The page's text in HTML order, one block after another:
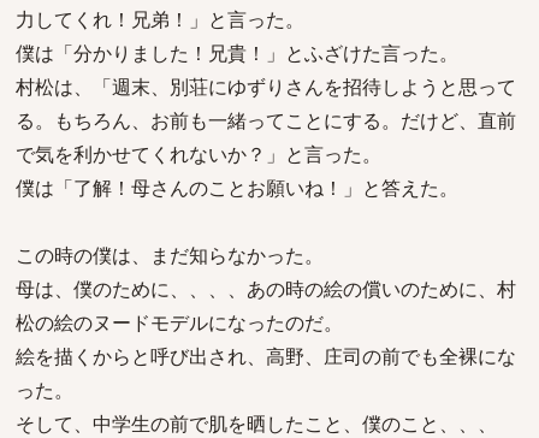
力してくれ！兄弟！」と言った。
僕は「分かりました！兄貴！」とふざけた言った。
村松は、「週末、別荘にゆずりさんを招待しようと思って
る。もちろん、お前も一緒ってことにする。だけど、直前
で気を利かせてくれないか？」と言った。
僕は「了解！母さんのことお願いね！」と答えた。
この時の僕は、まだ知らなかった。
母は、僕のために、、、、あの時の絵の償いのために、村
松の絵のヌードモデルになったのだ。
絵を描くからと呼び出され、高野、庄司の前でも全裸にな
った。
そして、中学生の前で肌を晒したこと、僕のこと、、、